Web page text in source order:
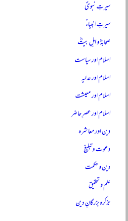
سیرتِ نبویؐ
سیرتِ انبیاءؑ
صحابہؓ و اہلِ بیتؓ
اسلام اور سیاست
اسلام اور عدلیہ
اسلام اور معیشت
اسلام اور عصرِ حاضر
دین اور معاشرہ
دعوت و تبلیغ
دین و حکمت
علم و تحقیق
تذکرہ بزرگانِ دین